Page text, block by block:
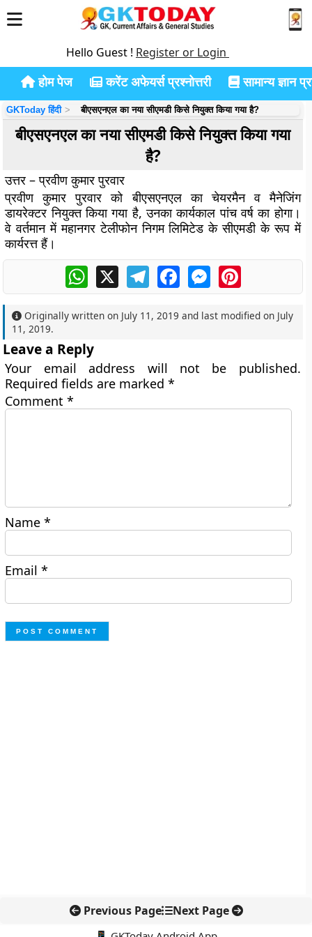
Hello Guest ! Register or Login
होम पेज करेंट अफेयर्स प्रश्नोत्तरी सामान्य ज्ञान
GKToday हिंदी बीएसएनएल का नया सीएमडी किसे नियुक्त किया गया है?
बीएसएनएल का नया सीएमडी किसे नियुक्त किया गया
है?
उत्तर – प्रवीण कुमार पुरवार
प्रवीण कुमार पुरवार को बीएसएनएल का चेयरमैन व मैनेजिंग
डायरेक्टर नियुक्त किया गया है, उनका कार्यकाल पांच वर्ष का होगा।
वे वर्तमान में महानगर टेलीफोन निगम लिमिटेड के सीएमडी के रूप में
कार्यरत्त हैं।
WhatsApp
X TelegramFacebookMessengerPinterest
Originally written on July 11, 2019 and last modified on July
11, 2019.
Leave a Reply
Your email address will not be published.
Required fields are marked*
Comment*
Name*
Email*
Previous Page Next Page